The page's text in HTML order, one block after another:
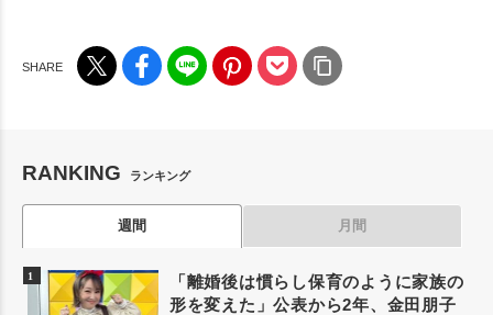
RANKING ランキング
週間 月間
「離婚後は慣らし保育のように家族の
形を変えた」公表から2年、金田朋子